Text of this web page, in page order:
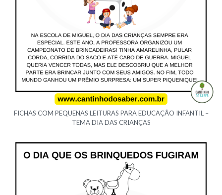
FICHAS COM PEQUENAS LEITURAS PARA EDUCAÇÃO INFANTIL –
TEMA DIA DAS CRIANÇAS